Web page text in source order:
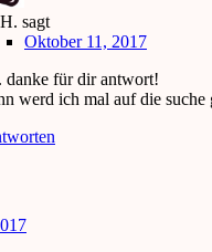
sagt
Oktober 11, 2017
danke für dir antwort!
werd ich mal auf die suche